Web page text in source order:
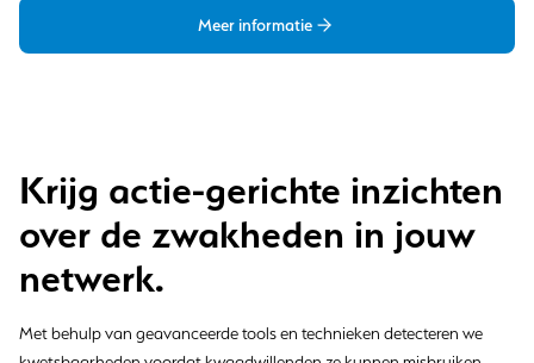
Meer informatie
Krijg actie-gerichte inzichten
over de zwakheden in jouw
netwerk.
Met behulp van geavanceerde tools en technieken detecteren we